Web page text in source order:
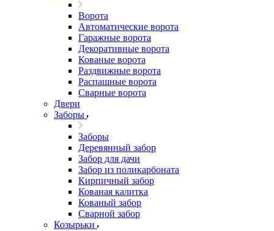
Ворота
Автоматические ворота
Гаражные ворота
Декоративные ворота
Кованые ворота
Раздвижные ворота
Распашные ворота
Сварные ворота
Двери
Заборы
Заборы
Деревянный забор
Забор для дачи
Забор из поликарбоната
Кирпичный забор
Кованая калитка
Кованый забор
Сварной забор
Козырьки